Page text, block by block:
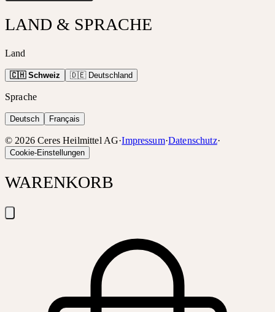
LAND & SPRACHE
Land
🇨🇭 Schweiz 🇩🇪 Deutschland
Sprache
Deutsch Français
© 2026 Ceres Heilmittel AG·Impressum·Datenschutz·
Cookie-Einstellungen
WARENKORB